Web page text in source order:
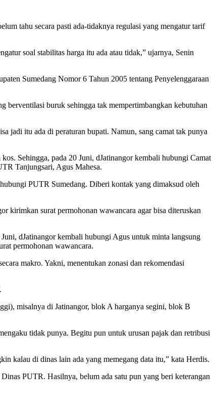
tahu secara pasti ada-tidaknya regulasi yang mengatur tarif
soal stabilitas harga itu ada atau tidak,” ujarnya, Senin
Sumedang Nomor 6 Tahun 2005 tentang Penyelenggaraan
berventilasi buruk sehingga tak mempertimbangkan kebutuhan
jadi itu ada di peraturan bupati. Namun, sang camat tak punya
Sehingga, pada 20 Juni, dJatinangor kembali hubungi Camat
Tanjungsari, Agus Mahesa.
PUTR Sumedang. Diberi kontak yang dimaksud oleh
kirimkan surat permohonan wawancara agar bisa diteruskan
dJatinangor kembali hubungi Agus untuk minta langsung
permohonan wawancara.
makro. Yakni, menentukan zonasi dan rekomendasi
misalnya di Jatinangor, blok A harganya segini, blok B
tidak punya. Begitu pun untuk urusan pajak dan retribusi
kalau di dinas lain ada yang memegang data itu,” kata Herdis.
PUTR. Hasilnya, belum ada satu pun yang beri keterangan